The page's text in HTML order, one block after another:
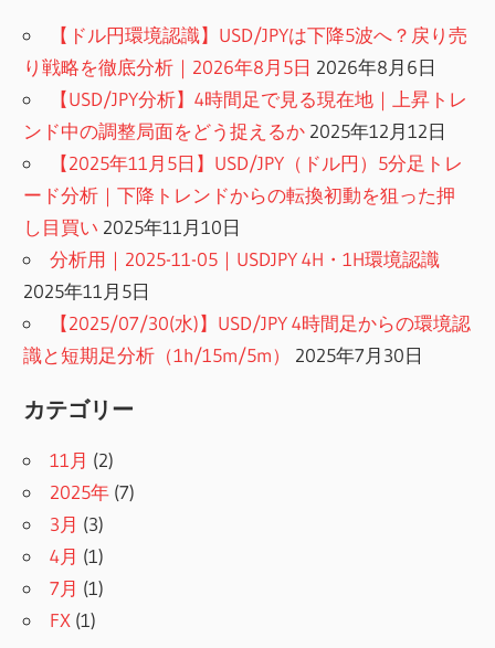
ジ
送
り
【ドル円環境認識】USD/JPYは下降5波へ？戻り売
り戦略を徹底分析｜2026年8月5日 2026年8月6日
【USD/JPY分析】4時間足で見る現在地｜上昇トレ
ンド中の調整局面をどう捉えるか 2025年12月12日
【2025年11月5日】USD/JPY（ドル円）5分足トレ
ード分析｜下降トレンドからの転換初動を狙った押
し目買い 2025年11月10日
分析用｜2025-11-05｜USDJPY 4H・1H環境認識
2025年11月5日
【2025/07/30(水)】USD/JPY 4時間足からの環境認
識と短期足分析（1h/15m/5m）
2025年7月30日
カテゴリー
11月 (2)
2025年 (7)
3月 (3)
4月 (1)
7月 (1)
FX (1)